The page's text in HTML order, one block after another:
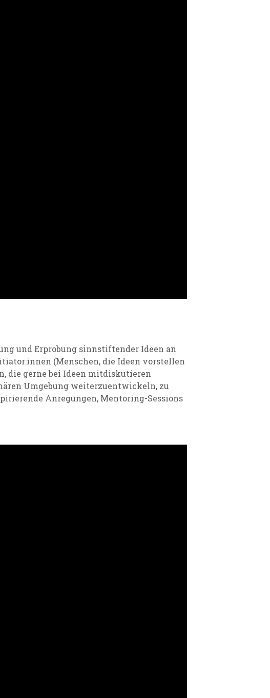
und Erprobung sinnstiftender Ideen an
(Menschen, die Ideen vorstellen
die gerne bei Ideen mitdiskutieren
Umgebung weiterzuentwickeln, zu
Anregungen, Mentoring-Sessions